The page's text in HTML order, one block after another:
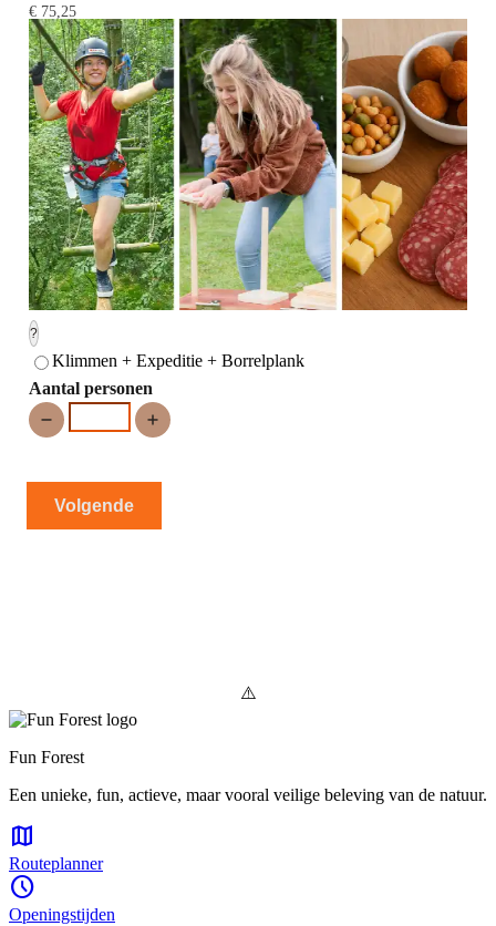
€ 75,25
?
Klimmen + Expeditie + Borrelplank
Aantal personen
Volgende
Fun Forest
Een unieke, fun, actieve, maar vooral veilige beleving van de natuur.
map
Routeplanner
schedule
Openingstijden